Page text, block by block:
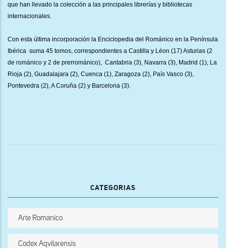
que han llevado la colección a las principales librerías y bibliotecas
internacionales.
Con esta última incorporación la Enciclopedia del Románico en la Península
Ibérica suma 45 tomos, correspondientes a Castilla y Léon (17) Asturias (2
de románico y 2 de prerrománico), Cantabria (3), Navarra (3), Madrid (1), La
Rioja (2), Guadalajara (2), Cuenca (1), Zaragoza (2), País Vasco (3),
Pontevedra (2), A Coruña (2) y Barcelona (3).
CATEGORIAS
Arte Romanico
Codex Aqvilarensis